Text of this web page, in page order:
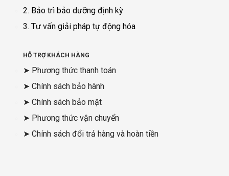
2. Bảo trì bảo dưỡng định kỳ
3. Tư vấn giải pháp tự động hóa
HỖ TRỢ KHÁCH HÀNG
➤ Phương thức thanh toán
➤ Chính sách bảo hành
➤ Chính sách bảo mật
➤ Phương thức vận chuyển
➤ Chính sách đổi trả hàng và hoàn tiền